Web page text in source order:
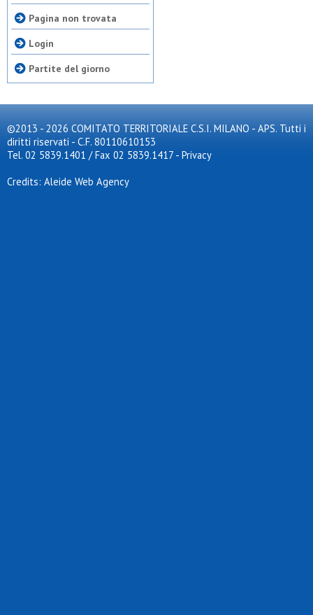
Pagina non trovata
Login
Partite del giorno
©2013 - 2026 COMITATO TERRITORIALE C.S.I. MILANO - APS. Tutti i
diritti riservati - C.F. 80110610153
Tel. 02 5839.1401 / Fax 02 5839.1417 - Privacy
Credits: Aleide Web Agency